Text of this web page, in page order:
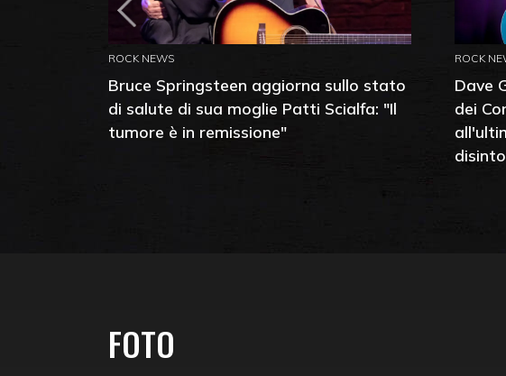
ROCK NEWS
Bruce Springsteen aggiorna sullo stato
di salute di sua moglie Patti Scialfa: "Il
tumore è in remissione"
ROCK
Dave
dei
FOTO